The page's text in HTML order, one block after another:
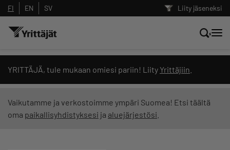
Liity jäseneksi
FI EN SV
YRITTÄJÄ, tule mukaan omiesi pariin! Liity Yrittäjiin
Vaikutamme ja verkostoimme ympäri Suomea! Etsi täältä
oma paikallisyhdistyksesi ja aluejärjestösi
Hae sivustolta tai kysy suoraan
Yrittäjien tekoälyltä